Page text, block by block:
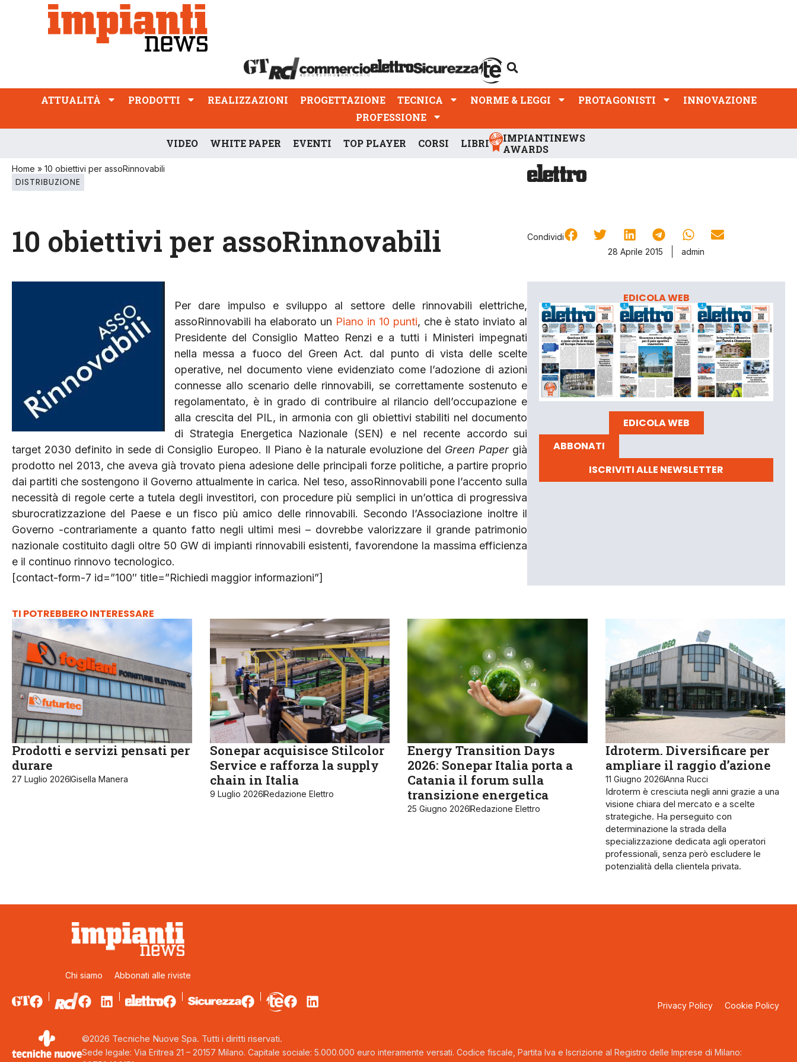
ATTUALITÀ PRODOTTI REALIZZAZIONI
PROFESSIONE
ATTUALITÀ PRODOTTI REALIZZAZIONI PROGETTAZIONE TECNICA NORME & LEGGI PROTAGONISTI
INNOVAZIONE
PROFESSIONE
VIDEO WHITE PAPER EVENTI TOP PLAYER CORSI LIBRI
IMPIANTINEWS
AWARDS
Home » 10 obiettivi per assoRinnovabili
DISTRIBUZIONE
10 obiettivi per assoRinnovabili
Condividi
28 Aprile 2015
admin
Per dare impulso e sviluppo al settore delle rinnovabili elettriche,
assoRinnovabili ha elaborato un Piano in 10 punti, che è stato inviato al
Presidente del Consiglio Matteo Renzi e a tutti i Ministeri impegnati
nella messa a fuoco del Green Act. dal punto di vista delle scelte
operative, nel documento viene evidenziato come l’adozione di azioni
connesse allo scenario delle rinnovabili, se correttamente sostenuto e
regolamentato, è in grado di contribuire al rilancio dell’occupazione e
alla crescita del PIL, in armonia con gli obiettivi stabiliti nel documento
di Strategia Energetica Nazionale (SEN) e nel recente accordo sui
target 2030 definito in sede di Consiglio Europeo. Il Piano è la naturale evoluzione del Green Papergià
prodotto nel 2013, che aveva già trovato piena adesione delle principali forze politiche, a partire proprio
dai partiti che sostengono il Governo attualmente in carica. Nel teso, assoRinnovabili pone l’accento sulla
necessità di regole certe a tutela degli investitori, con procedure più semplici in un’ottica di progressiva
sburocratizzazione del Paese e un fisco più amico delle rinnovabili. Secondo l’Associazione inoltre il
Governo -contrariamente a quanto fatto negli ultimi mesi – dovrebbe valorizzare il grande patrimonio
nazionale costituito dagli oltre 50 GW di impianti rinnovabili esistenti, favorendone la massima efficienza
e il continuo rinnovo tecnologico.
[contact-form-7 id=”100″ title=”Richiedi maggior informazioni”]
EDICOLA WEB
EDICOLA WEB
ABBONATI
ISCRIVITI ALLE NEWSLETTER
TI POTREBBERO INTERESSARE
Prodotti e servizi pensati per
durare
27 Luglio 2026Gisella Manera
Sonepar acquisisce Stilcolor
Service e rafforza la supply
chain in Italia
9 Luglio 2026Redazione Elettro
Energy Transition Days
2026: Sonepar Italia porta a
Catania il forum sulla
transizione energetica
25 Giugno 2026Redazione Elettro
Idroterm. Diversificare per
ampliare il raggio d’azione
11 Giugno 2026Anna Rucci
Idroterm è cresciuta negli anni grazie a una
visione chiara del mercato e a scelte
strategiche. Ha perseguito con
determinazione la strada della
specializzazione dedicata agli operatori
professionali, senza però escludere le
potenzialità della clientela privata.
Chi siamo Abbonati alle riviste
Privacy Policy Cookie Policy
©2026 Tecniche Nuove Spa. Tutti i diritti riservati.
Sede legale: Via Eritrea 21 – 20157 Milano. Capitale sociale: 5.000.000 euro interamente versati. Codice fiscale, Partita Iva e Iscrizione al Registro delle Imprese di Milano: